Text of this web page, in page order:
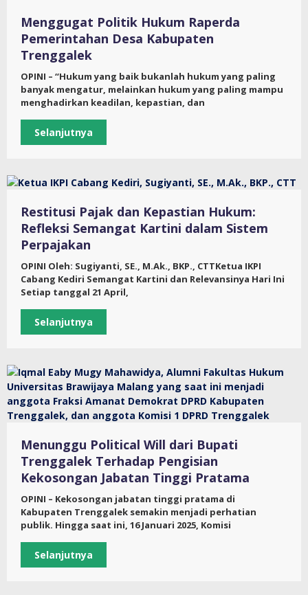
Menggugat Politik Hukum Raperda
Pemerintahan Desa Kabupaten
Trenggalek
OPINI – “Hukum yang baik bukanlah hukum yang paling
banyak mengatur, melainkan hukum yang paling mampu
menghadirkan keadilan, kepastian, dan
Selanjutnya
Restitusi Pajak dan Kepastian Hukum:
Refleksi Semangat Kartini dalam Sistem
Perpajakan
OPINI Oleh: Sugiyanti, SE., M.Ak., BKP., CTTKetua IKPI
Cabang Kediri Semangat Kartini dan Relevansinya Hari Ini
Setiap tanggal 21 April,
Selanjutnya
Menunggu Political Will dari Bupati
Trenggalek Terhadap Pengisian
Kekosongan Jabatan Tinggi Pratama
OPINI – Kekosongan jabatan tinggi pratama di
Kabupaten Trenggalek semakin menjadi perhatian
publik. Hingga saat ini, 16 Januari 2025, Komisi
Selanjutnya